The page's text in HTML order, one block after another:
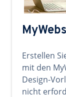
Erstellen
mit den
Design-
nicht